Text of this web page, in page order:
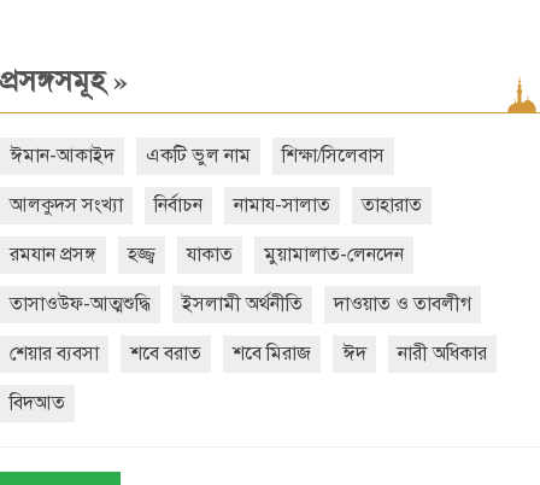
প্রসঙ্গসমূহ»
ঈমান-আকাইদ একটি ভুল নাম শিক্ষা/সিলেবাস
আলকুদস সংখ্যা নির্বাচন নামায-সালাত তাহারাত
রমযান প্রসঙ্গ হজ্জ্ব যাকাত মুয়ামালাত-লেনদেন
তাসাওউফ-আত্মশুদ্ধি ইসলামী অর্থনীতি দাওয়াত ও তাবলীগ
শেয়ার ব্যবসা শবে বরাত শবে মিরাজ ঈদ নারী অধিকার
বিদআত